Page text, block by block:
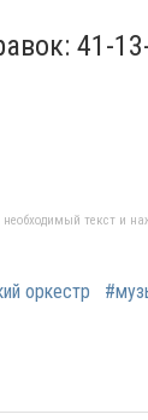
41-
текст и
оркестр